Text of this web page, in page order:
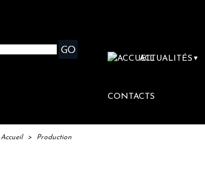
ACTUALITÉS ▼
CONTACTS
Accueil > Production